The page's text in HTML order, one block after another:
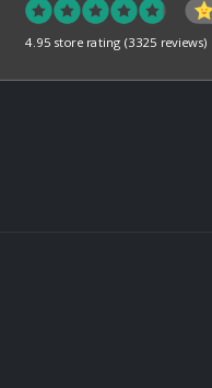
4.95 store rating (3325 reviews)